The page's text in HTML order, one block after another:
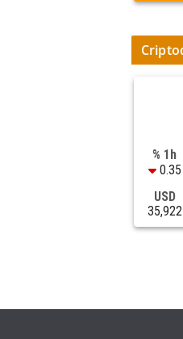
% 1h
0.35
USD
35,922